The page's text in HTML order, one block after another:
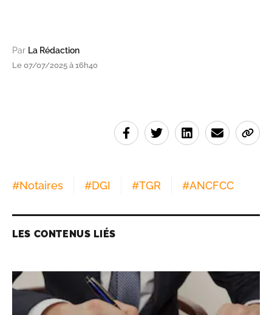
Par La Rédaction
Le 07/07/2025 à 16h40
#Notaires #DGI #TGR #ANCFCC
LES CONTENUS LIÉS